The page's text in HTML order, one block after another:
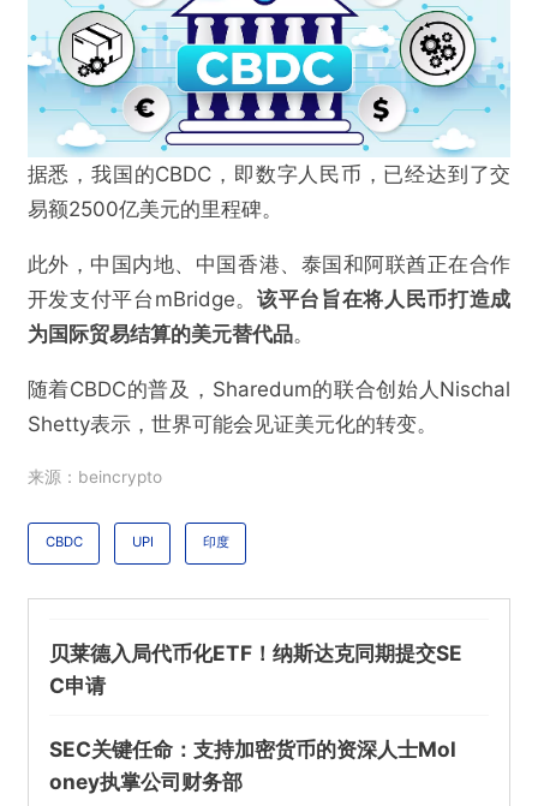
@区块链骑士
支付技术
不实信息 违法犯罪 其他
据悉，我国的CBDC，即数字人民币，已经达到了交
易额2500亿美元的里程碑。
此外，中国内地、中国香港、泰国和阿联酋正在合作
开发支付平台mBridge。 该平台旨在将人民币打造成
为国际贸易结算的美元替代品。
随着CBDC的普及，Sharedum的联合创始人Nischal
Shetty表示，世界可能会见证美元化的转变。
来源：beincrypto
CBDC UPI 印度
贝莱德入局代币化ETF！纳斯达克同期提交SE
C申请
SEC关键任命：支持加密货币的资深人士Mol
oney执掌公司财务部